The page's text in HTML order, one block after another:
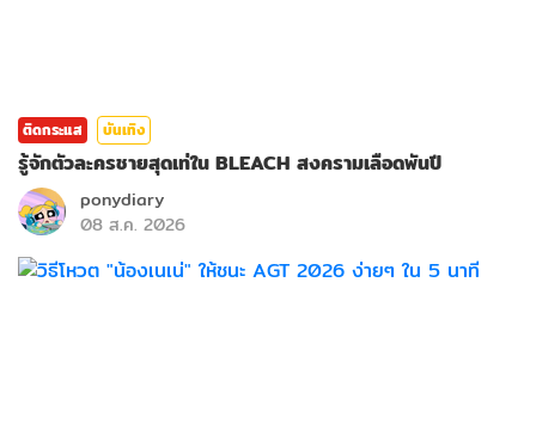
ติดกระแส บันเทิง
รู้จักตัวละครชายสุดเท่ใน BLEACH สงครามเลือดพันปี
ponydiary
08 ส.ค. 2026